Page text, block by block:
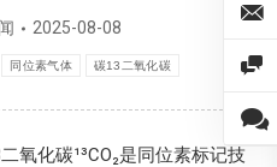
2025-08-08
同位素气体 碳13二氧化碳
化碳¹³CO₂是同位素标记技